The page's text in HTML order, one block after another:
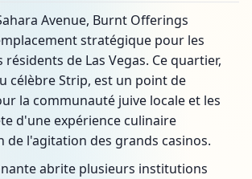
Avenue, Burnt Offerings
stratégique pour les
de Las Vegas. Ce quartier,
célèbre Strip, est un point de
la communauté juive locale et les
d'une expérience culinaire
de l'agitation des grands casinos.
abrite plusieurs institutions